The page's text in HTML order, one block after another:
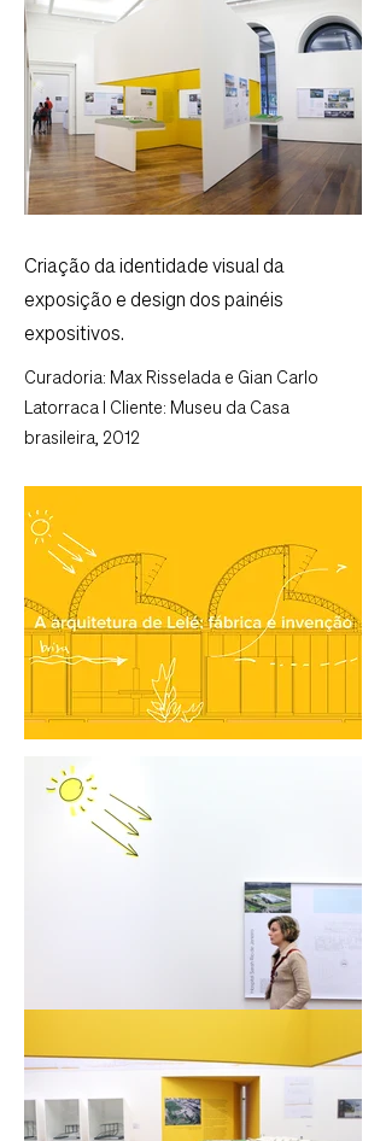
Criação da identidade visual da
exposição e design dos painéis
expositivos.
Curadoria: Max Risselada e Gian Carlo
Latorraca I Cliente: Museu da Casa
brasileira, 2012